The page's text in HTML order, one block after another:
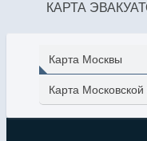
КАРТА
Карта Москвы
Карта